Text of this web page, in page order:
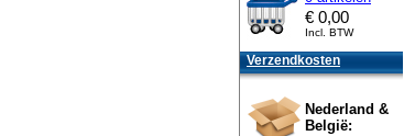
€ 0,00
Incl. BTW
Verzendkosten
Nederland &
België: